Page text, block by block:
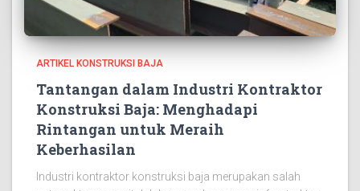
ARTIKEL KONSTRUKSI BAJA
Tantangan dalam Industri Kontraktor
Konstruksi Baja: Menghadapi
Rintangan untuk Meraih
Keberhasilan
Industri kontraktor konstruksi baja merupakan salah